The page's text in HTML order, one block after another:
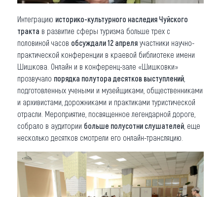
Интеграцию историко-культурного наследия Чуйского
тракта в развитие сферы туризма больше трех с
половиной часов обсуждали 12 апреля участники научно-
практической конференции в краевой библиотеке имени
Шишкова. Онлайн и в конференц-зале «Шишковки»
прозвучало порядка полутора десятков выступлений
подготовленных учеными и музейщиками, общественниками
и архивистами, дорожниками и практиками туристической
отрасли. Мероприятие, посвященное легендарной дороге,
собрало в аудитории больше полусотни слушателей , еще
несколько десятков смотрели его онлайн-трансляцию.